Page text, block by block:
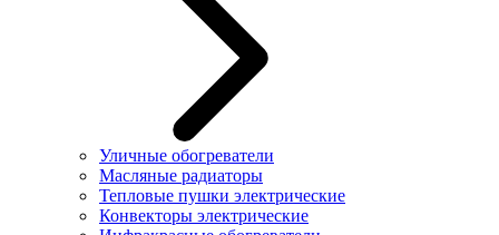
Уличные обогреватели
Масляные радиаторы
Тепловые пушки электрические
Конвекторы электрические